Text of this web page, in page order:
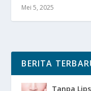
Mei 5, 2025
BERITA
Tanpa